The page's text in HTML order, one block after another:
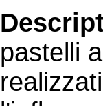
pastelli